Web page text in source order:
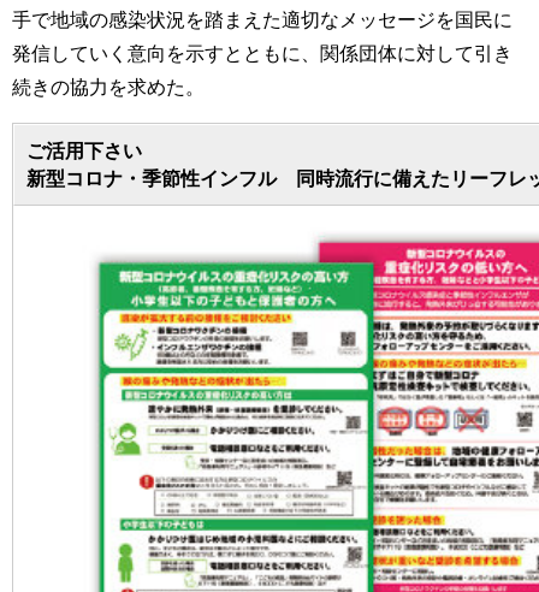
手で地域の感染状況を踏まえた適切なメッセージを国民に
発信していく意向を示すとともに、関係団体に対して引き
続きの協力を求めた。
ご活用下さい
新型コロナ・季節性インフル 同時流行に備えたリーフレ